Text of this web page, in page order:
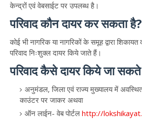
केन्द्रों एवं वेबसाईट पर उपलब्ध है।
परिवाद कौन दायर कर सकता है?
कोई भी नागरिक या नागरिकों के समूह द्वारा
परिवाद निःशुक्ल दायर किये जाते हैं।
परिवाद कैसे दायर किये जा
अनुमंडल, जिला एवं राज्य मुख्यालय में अवस्थित
काउंटर पर जाकर अथवा
ऑन लाईन- वेब पोर्टल http://